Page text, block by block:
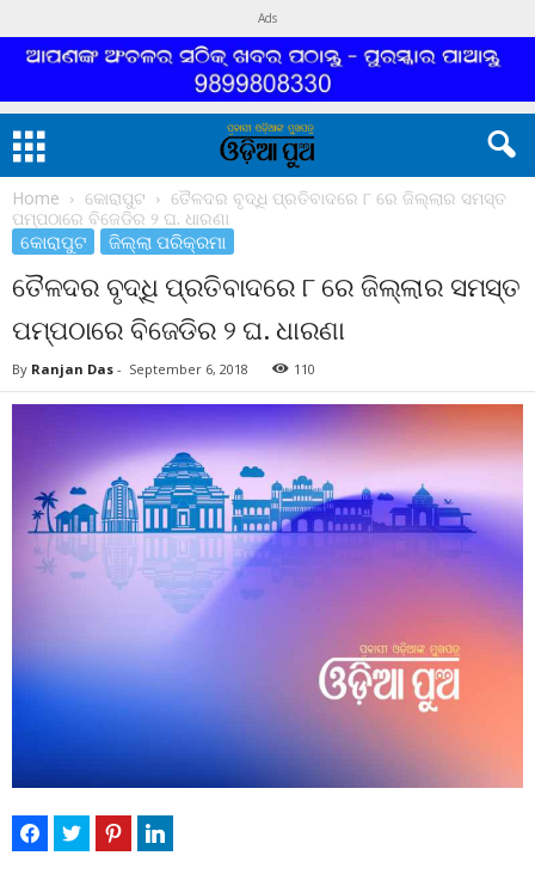
Ads
Home କୋରାପୁଟ
ତୈଳଦର ବୃଦ୍ଧି ପ୍ରତିବାଦରେ ୮ ରେ ଜିଲ୍ଲାର ସମସ୍ତ
ପମ୍ପଠାରେ ବିଜେଡିର ୨ ଘ. ଧାରଣା
କୋରାପୁଟ ଜିଲ୍ଲା ପରିକ୍ରମା
ତୈଳଦର ବୃଦ୍ଧି ପ୍ରତିବାଦରେ ୮ ରେ ଜିଲ୍ଲାର ସମସ୍ତ
ପମ୍ପଠାରେ ବିଜେଡିର ୨ ଘ. ଧାରଣା
By Ranjan Das - September 6, 2018 110